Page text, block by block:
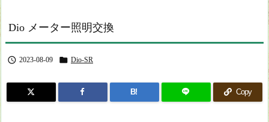
Dio メーター照明交換
 2023-08-09  Dio-SR
B! Copy